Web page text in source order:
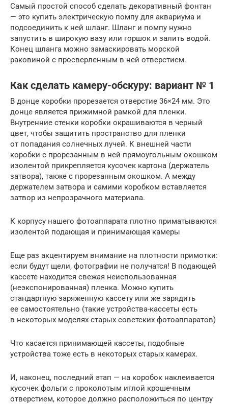
Самый простой способ сделать декоративный фонтан
— это купить электрическую помпу для аквариума и
подсоединить к ней шланг. Шланг и помпу нужно
запустить в широкую вазу или горшок и залить водой.
Конец шланга можно замаскировать морской
раковиной с просверленным в ней отверстием.
Как сделать камеру-обскуру: вариант № 1
В донце коробки прорезается отверстие 36×24 мм. Это
донце является прижимной рамкой для пленки.
Внутренние стенки коробки окрашиваются в черный
цвет, чтобы защитить пространство для пленки
от попадания солнечных лучей. К внешней части
коробки с прорезанным в ней прямоугольным окошком
изолентой прикрепляется кусочек картона (держатель
затвора), также с прорезанным окошком. А между
держателем затвора и самими коробком вставляется
затвор из непрозрачного материала.
К корпусу нашего фотоаппарата плотно приматываются
изолентой подающая и принимающая камеры
Еще раз акцентируем внимание на плотности примотки:
если будут щели, фотографии не получатся! В подающей
кассете находится свежая неиспользованная
(неэкспонированная) пленка. Можно купить
стандартную заряженную кассету или же зарядить
ее самостоятельно (такие устройства-кассеты есть
в некоторых моделях старых советских фотоаппаратов)
Что касается принимающей кассеты, подобные
устройства тоже есть в некоторых старых камерах.
И, наконец, последний этап — на коробок наклеивается
кусочек фольги с проколотым иглой крошечным
отверстием, которое должно расположиться по центру